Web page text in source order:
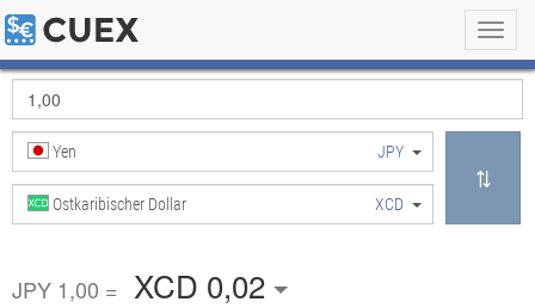
Yen JPY
Ostkaribischer Dollar XCD
JPY 1,00 = XCD 0,02